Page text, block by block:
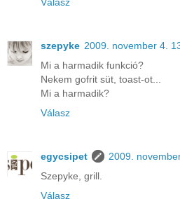
Válasz
szepyke 2009. november 4.
Mi a harmadik funkció?
Nekem gofrit süt, toast-ot...
Mi a harmadik?
Válasz
egycsipet
2009.
Szepyke, grill.
Válasz